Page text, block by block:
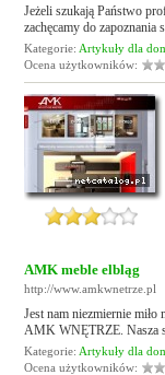
Jeżeli szukają Państwo
zachęcamy do
Kategorie: Artykuły dla
Ocena użytkowników:
AMK meble elbląg
http://www.amkwnetrze.pl
Jest nam niezmiernie
AMK WNĘTRZE. Nasza
Kategorie: Artykuły dla
Ocena użytkowników: